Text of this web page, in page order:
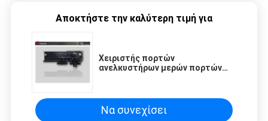
Αποκτήστε την καλύτερη τιμή για
Χειριστής πορτών
ανελκυστήρων μερών πορτών
Να συνεχίσει